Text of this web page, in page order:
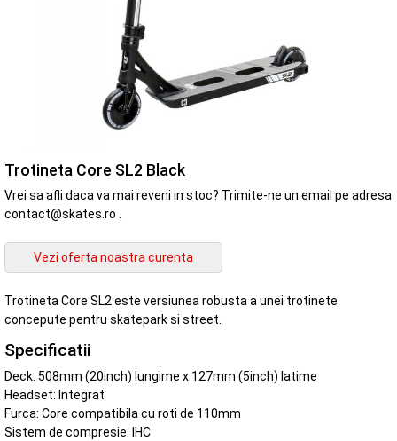
Trotineta Core SL2 Black
Vrei sa afli daca va mai reveni in stoc? Trimite-ne un email pe adresa
contact@skates.ro .
Trotineta Core SL2 este versiunea robusta a unei trotinete
concepute pentru skatepark si street.
Specificatii
Deck: 508mm (20inch) lungime x 127mm (5inch) latime
Headset: Integrat
Furca: Core compatibila cu roti de 110mm
Sistem de compresie: IHC